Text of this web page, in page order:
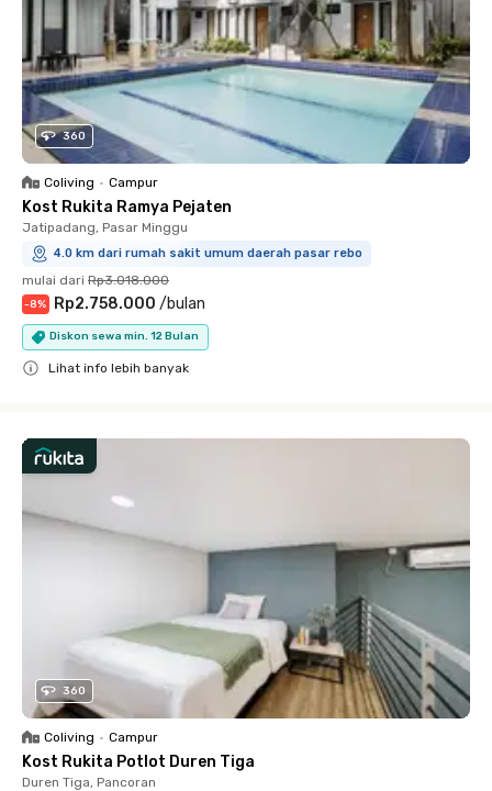
360
Coliving • Campur
Kost Rukita Ramya Pejaten
Jatipadang, Pasar Minggu
4.0 km dari rumah sakit umum daerah pasar rebo
mulai dari Rp3.018.000
-8% Rp2.758.000 /bulan
Diskon sewa min. 12 Bulan
Lihat info lebih banyak
360
Coliving • Campur
Kost Rukita Potlot Duren Tiga
Duren Tiga, Pancoran